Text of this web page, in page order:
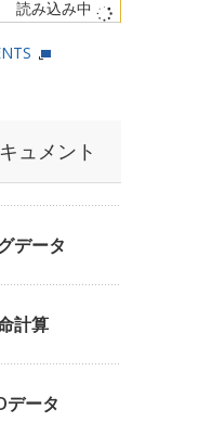
読み込み中
ュメント
データ
計算
データ